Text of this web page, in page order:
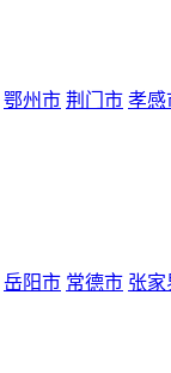
鄂州市 荆门市 孝感
岳阳市 常德市 张家